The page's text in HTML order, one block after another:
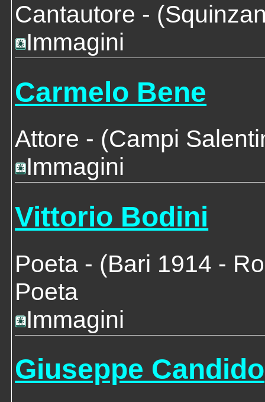
Cantautore -
Immagini
Carmelo Bene
Attore - (Campi
Immagini
Vittorio Bodini
Poeta - (Bari 1914 -
Poeta
Immagini
Giuseppe Candido